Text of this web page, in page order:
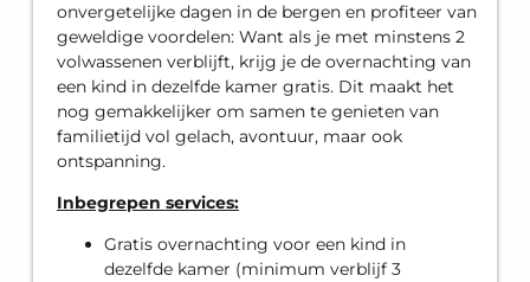
onvergetelijke dagen in de bergen en profiteer van
geweldige voordelen: Want als je met minstens 2
volwassenen verblijft, krijg je de overnachting van
een kind in dezelfde kamer gratis. Dit maakt het
nog gemakkelijker om samen te genieten van
familietijd vol gelach, avontuur, maar ook
ontspanning.
Inbegrepen services:
Gratis overnachting voor een kind in
dezelfde kamer (minimum verblijf 3